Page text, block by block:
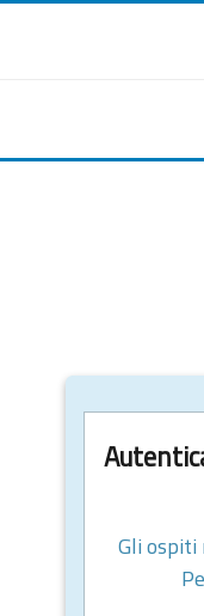
Gli ospiti